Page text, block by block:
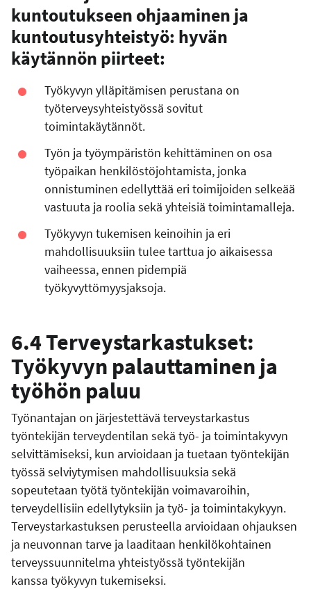
kuntoutukseen ohjaaminen ja
kuntoutusyhteistyö: hyvän
käytännön piirteet:
Työkyvyn ylläpitämisen perustana on
työterveysyhteistyössä sovitut
toimintakäytännöt.
Työn ja työympäristön kehittäminen on osa
työpaikan henkilöstöjohtamista, jonka
onnistuminen edellyttää eri toimijoiden selkeää
vastuuta ja roolia sekä yhteisiä toimintamalleja.
Työkyvyn tukemisen keinoihin ja eri
mahdollisuuksiin tulee tarttua jo aikaisessa
vaiheessa, ennen pidempiä
työkyvyttömyysjaksoja.
6.4 Terveystarkastukset:
Työkyvyn palauttaminen ja
työhön paluu
Työnantajan on järjestettävä terveystarkastus
työntekijän terveydentilan sekä työ- ja toimintakyvyn
selvittämiseksi, kun arvioidaan ja tuetaan työntekijän
työssä selviytymisen mahdollisuuksia sekä
sopeutetaan työtä työntekijän voimavaroihin,
terveydellisiin edellytyksiin ja työ- ja toimintakykyyn.
Terveystarkastuksen perusteella arvioidaan ohjauksen
ja neuvonnan tarve ja laaditaan henkilökohtainen
terveyssuunnitelma yhteistyössä työntekijän
kanssa työkyvyn tukemiseksi.